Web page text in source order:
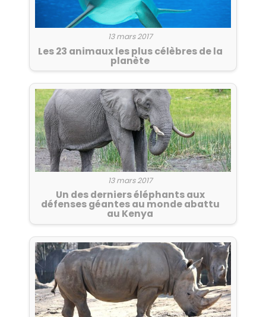
13 mars 2017
Les 23 animaux les plus célèbres de la
planète
13 mars 2017
Un des derniers éléphants aux
défenses géantes au monde abattu
au Kenya